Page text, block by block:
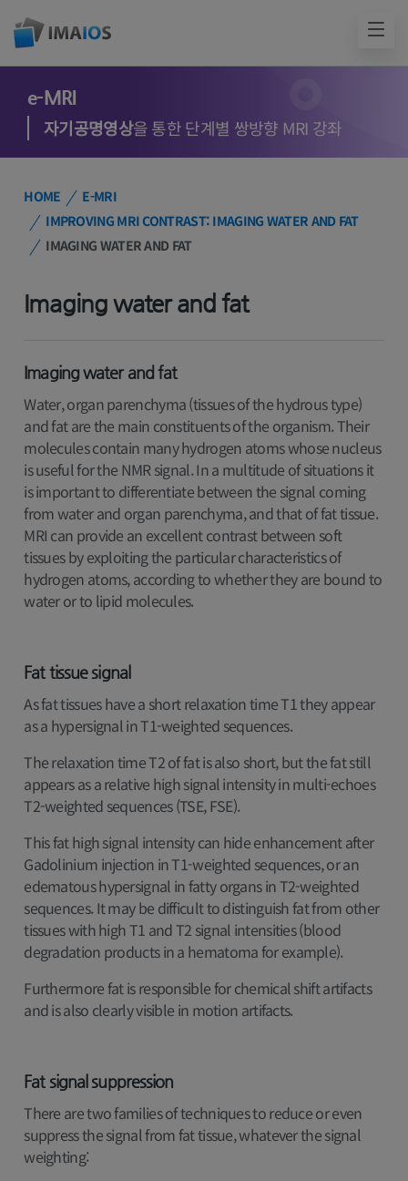
e-MRI
자기공명영상을 통한 단계별 쌍방향 MRI 강좌
HOME
E-MRI
IMPROVING MRI CONTRAST: IMAGING WATER AND FAT
IMAGING WATER AND FAT
Imaging water and fat
Imaging water and fat
Water, organ parenchyma (tissues of the hydrous type)
and fat are the main constituents of the organism. Their
molecules contain many hydrogen atoms whose nucleus
is useful for the NMR signal. In a multitude of situations it
is important to differentiate between the signal coming
from water and organ parenchyma, and that of fat tissue.
MRI can provide an excellent contrast between soft
tissues by exploiting the particular characteristics of
hydrogen atoms, according to whether they are bound to
water or to lipid molecules.
Fat tissue signal
As fat tissues have a short relaxation time T1 they appear
as a hypersignal in T1-weighted sequences.
The relaxation time T2 of fat is also short, but the fat still
appears as a relative high signal intensity in multi-echoes
T2-weighted sequences (TSE, FSE).
This fat high signal intensity can hide enhancement after
Gadolinium injection in T1-weighted sequences, or an
edematous hypersignal in fatty organs in T2-weighted
sequences. It may be difficult to distinguish fat from other
tissues with high T1 and T2 signal intensities (blood
degradation products in a hematoma for example).
Furthermore fat is responsible for chemical shift artifacts
and is also clearly visible in motion artifacts.
Fat signal suppression
There are two families of techniques to reduce or even
suppress the signal from fat tissue, whatever the signal
weighting: